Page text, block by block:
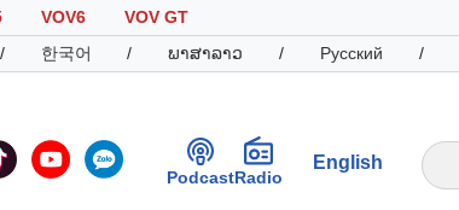
VOV6
VOV GT
/ 한국어 / ພາສາລາວ / Русский /
PodcastRadio
English